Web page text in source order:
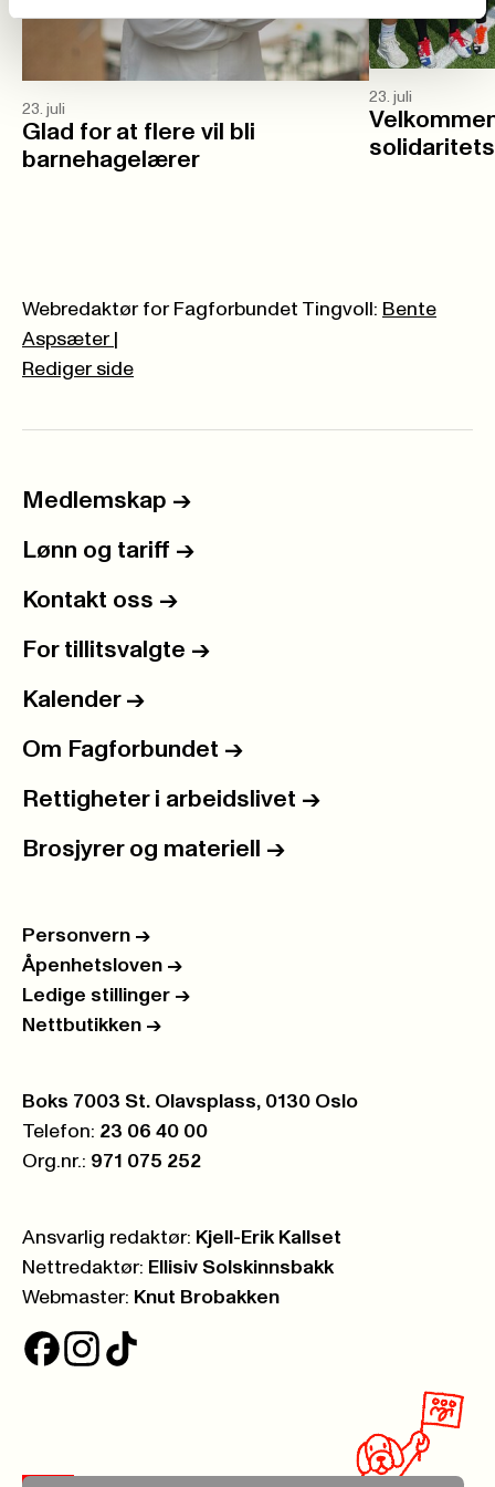
23. juli
Glad for at flere vil bli
barnehagelærer
23. juli
Webredaktør for Fagforbundet Tingvoll: Bente
Aspsæter
Rediger side
Medlemskap ->
Lønn og tariff ->
Kontakt oss ->
For tillitsvalgte ->
Kalender ->
Om Fagforbundet ->
Rettigheter i arbeidslivet ->
Brosjyrer og materiell ->
Personvern ->
Åpenhetsloven ->
Ledige stillinger ->
Nettbutikken ->
Postboks:
Boks 7003 St. Olavsplass, 0130 Oslo
Telefon: 23 06 40 00
Org.nr.: 971 075 252
Ansvarlig redaktør: Kjell-Erik Kallset
Nettredaktør: Ellisiv Solskinnsbakk
Webmaster: Knut Brobakken